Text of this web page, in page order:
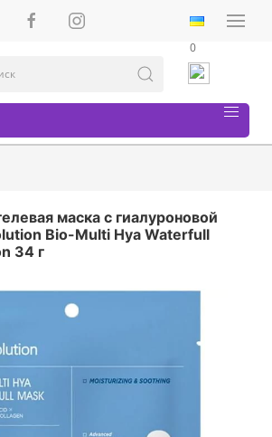
0
маска с гиалуроновой
Bio-Multi Hya Waterfull
34 г